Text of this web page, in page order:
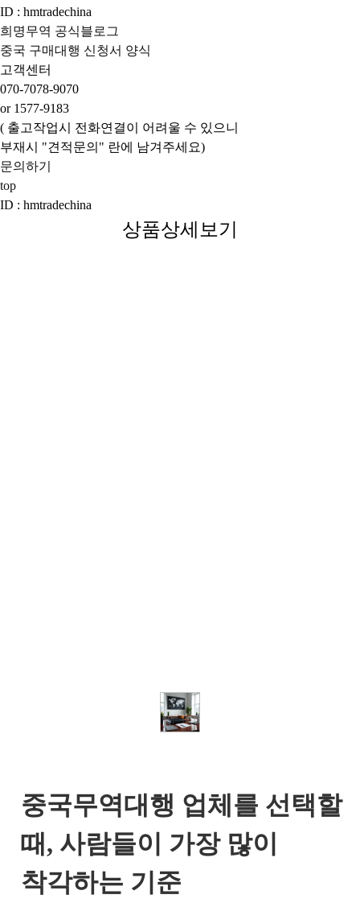
ID : hmtradechina
희명무역 공식블로그
중국 구매대행 신청서 양식
고객센터
070-7078-9070
or 1577-9183
( 출고작업시 전화연결이 어려울 수 있으니
부재시 "견적문의" 란에 남겨주세요)
문의하기
top
ID : hmtradechina
상품상세보기
중국무역대행 업체를 선택할
때, 사람들이 가장 많이
착각하는 기준